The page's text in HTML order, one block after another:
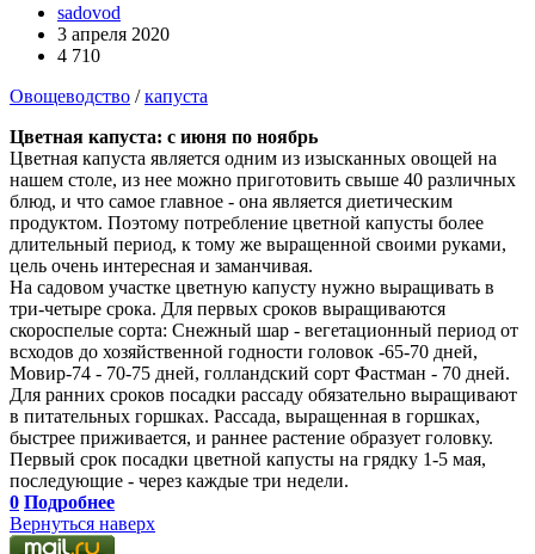
sadovod
3 апреля 2020
4 710
Овощеводство /капуста
Цветная капуста: с июня по ноябрь
Цветная капуста является одним из изысканных овощей на
нашем столе, из нее можно приготовить свыше 40 различных
блюд, и что самое главное - она является диетическим
продуктом. Поэтому потребление цветной капусты более
длительный период, к тому же выращенной своими руками,
цель очень интересная и заманчивая.
На садовом участке цветную капусту нужно выращивать в
три-четыре срока. Для первых сроков выращиваются
скороспелые сорта: Снежный шар - вегетационный период от
всходов до хозяйственной годности головок -65-70 дней,
Мовир-74 - 70-75 дней, голландский сорт Фастман - 70 дней.
Для ранних сроков посадки рассаду обязательно выращивают
в питательных горшках. Рассада, выращенная в горшках,
быстрее приживается, и раннее растение образует головку.
Первый срок посадки цветной капусты на грядку 1-5 мая,
последующие - через каждые три недели.
0 Подробнее
Вернуться наверх